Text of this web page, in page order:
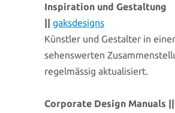
Inspiration und Gestaltung
|| gaksdesigns
Künstler und Gestalter in
sehenswerten
regelmässig aktualisiert.
Corporate Design Manuals ||